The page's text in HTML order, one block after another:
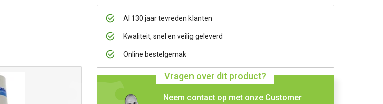
Al 130 jaar tevreden klanten
Kwaliteit, snel en veilig geleverd
Online bestelgemak
Vragen over dit product?
Neem contact op met onze Customer